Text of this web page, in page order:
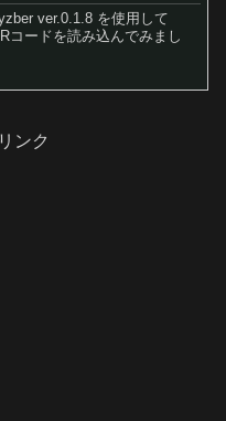
ver.0.1.8 を使用して
コードを読み込んでみまし
ンク